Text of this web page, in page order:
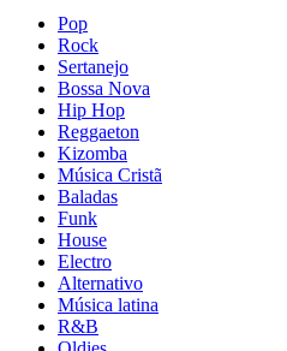
Pop
Rock
Sertanejo
Bossa Nova
Hip Hop
Reggaeton
Kizomba
Música Cristã
Baladas
Funk
House
Electro
Alternativo
Música latina
R&B